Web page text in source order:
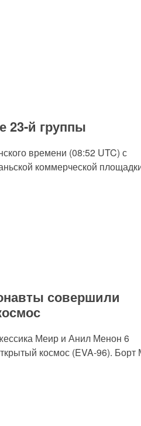
23-й группы
времени (08:52 UTC) с
коммерческой
совершили
Меир и Анил Менон 6
космос (EVA-96).